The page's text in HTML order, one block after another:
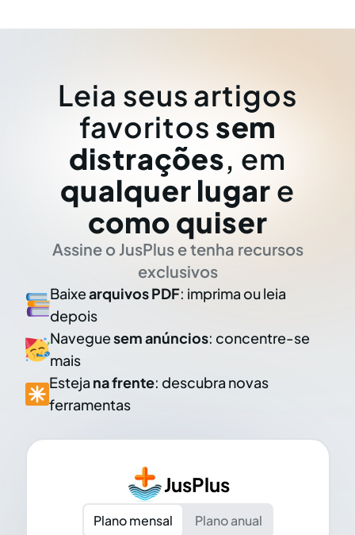
Leia seus artigos
favoritos sem
distrações, em
qualquer lugar e
como quiser
Assine o JusPlus e tenha recursos
exclusivos
Baixearquivos PDF: imprima ou leia
depois
Naveguesem anúncios: concentre-se
mais
Esteja na frente: descubra novas
ferramentas
JusPlus
Plano mensal
Plano anual